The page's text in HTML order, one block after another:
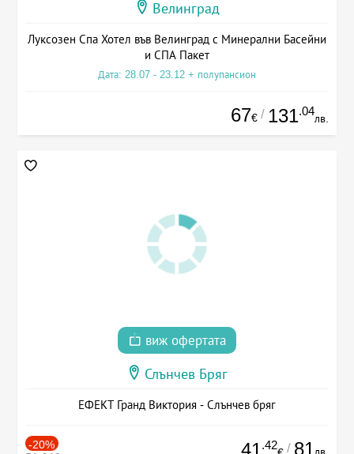
Велинград
Луксозен Спа Хотел във Велинград с Минерални Басейни
и СПА Пакет
Дата: 28.07 - 23.12 + полупансион
67€ / 131.04
лв.
виж офертата
Слънчев Бряг
ЕФЕКТ Гранд Виктория - Слънчев бряг
-20% 41 .42 / 81